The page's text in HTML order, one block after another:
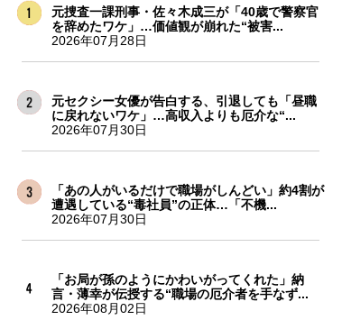
元捜査一課刑事・佐々木成三が「40歳で警察官
を辞めたワケ」…価値観が崩れた“被害...
2026年07月28日
元セクシー女優が告白する、引退しても「昼職
に戻れないワケ」…高収入よりも厄介な“...
2026年07月30日
「あの人がいるだけで職場がしんどい」約4割が
遭遇している“毒社員”の正体…「不機...
2026年07月30日
「お局が孫のようにかわいがってくれた」納
言・薄幸が伝授する“職場の厄介者を手なず...
2026年08月02日